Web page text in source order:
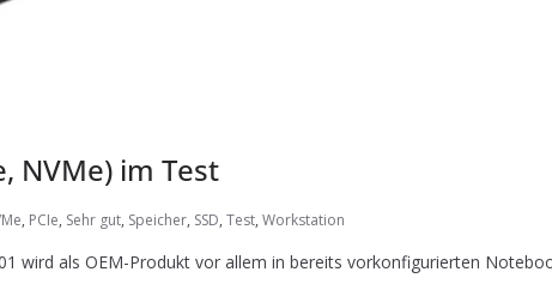
NVMe) im Test
, PCIe, Sehr gut, Speicher, SSD, Test, Workstation
wird als OEM-Produkt vor allem in bereits vorkonfigurierten